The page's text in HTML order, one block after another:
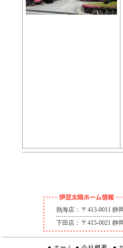
熱海店： 〒413-0011 静
下田店： 〒415-0021 静